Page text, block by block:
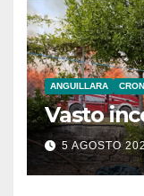
ANGUILLARA
Vasto
5 AGOSTO